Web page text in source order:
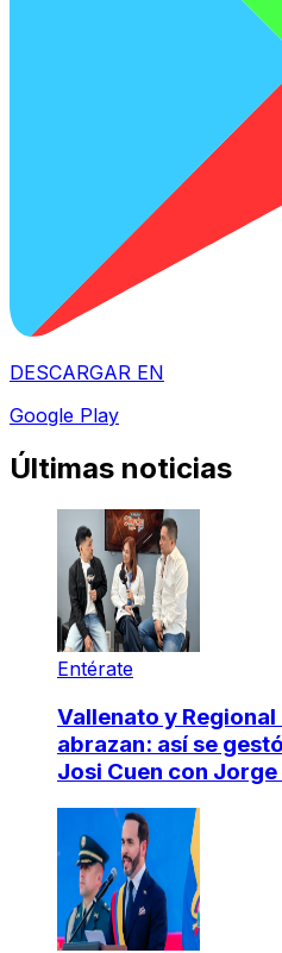
DESCARGAR EN
Google Play
Últimas noticias
Entérate
Vallenato y
abrazan: así se
Josi Cuen con